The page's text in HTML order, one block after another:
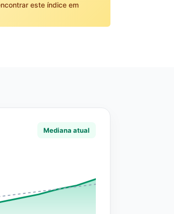
este índice em
Mediana atual